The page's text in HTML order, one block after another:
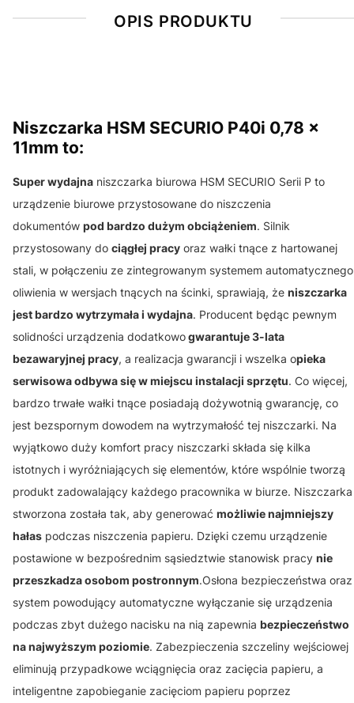
OPIS PRODUKTU
Niszczarka HSM SECURIO P40i 0,78 x
11mm to:
Super wydajna niszczarka biurowa HSM SECURIO Serii P to
urządzenie biurowe przystosowane do niszczenia
dokumentów pod bardzo dużym obciążeniem. Silnik
przystosowany do ciągłej pracy oraz wałki tnące z hartowanej
stali, w połączeniu ze zintegrowanym systemem automatycznego
oliwienia w wersjach tnących na ścinki, sprawiają, że niszczarka
jest bardzo wytrzymała i wydajna. Producent będąc pewnym
solidności urządzenia dodatkowogwarantuje 3-lata
bezawaryjnej pracy, a realizacja gwarancji i wszelka opieka
serwisowa odbywa się w miejscu instalacji sprzętu. Co więcej,
bardzo trwałe wałki tnące posiadają dożywotnią gwarancję, co
jest bezspornym dowodem na wytrzymałość tej niszczarki. Na
wyjątkowo duży komfort pracy niszczarki składa się kilka
istotnych i wyróżniających się elementów, które wspólnie tworzą
produkt zadowalający każdego pracownika w biurze. Niszczarka
stworzona została tak, aby generować możliwie najmniejszy
hałas podczas niszczenia papieru. Dzięki czemu urządzenie
postawione w bezpośrednim sąsiedztwie stanowisk pracy nie
przeszkadza osobom postronnym.Osłona bezpieczeństwa oraz
system powodujący automatyczne wyłączanie się urządzenia
podczas zbyt dużego nacisku na nią zapewnia bezpieczeństwo
na najwyższym poziomie. Zabezpieczenia szczeliny wejściowej
eliminują przypadkowe wciągnięcia oraz zacięcia papieru, a
inteligentne zapobieganie zacięciom papieru poprzez